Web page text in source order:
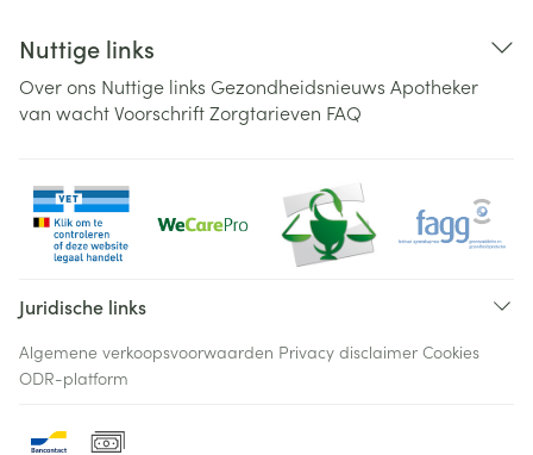
Nuttige links
Over ons Nuttige links Gezondheidsnieuws Apotheker
van wachtVoorschriftZorgtarieven FAQ
Juridische links
Algemene verkoopsvoorwaarden Privacy disclaimer Cookies
ODR-platform